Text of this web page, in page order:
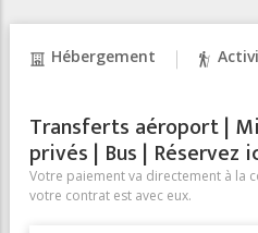
Hébergement
Transferts aéroport |
privés | Bus | Réservez
Votre paiement va directement à la
votre contrat est avec eux.